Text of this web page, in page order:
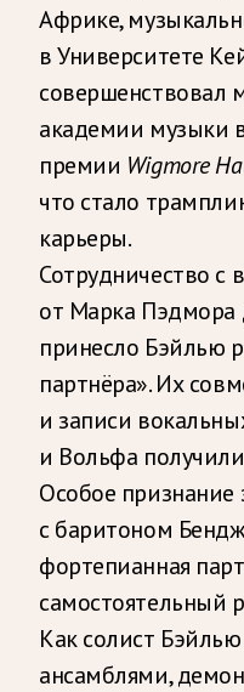
Африке,
в Университете
совершенствовал
академии музыки
премии Wigmore
что стало
карьеры.
Сотрудничество
от Марка
принесло Бэйлью
партнёра». Их
и записи
и Вольфа
Особое признание
с баритоном
фортепианная
самостоятельный
Как солист
ансамблями,